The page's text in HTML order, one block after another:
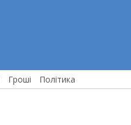
Гроші Політика